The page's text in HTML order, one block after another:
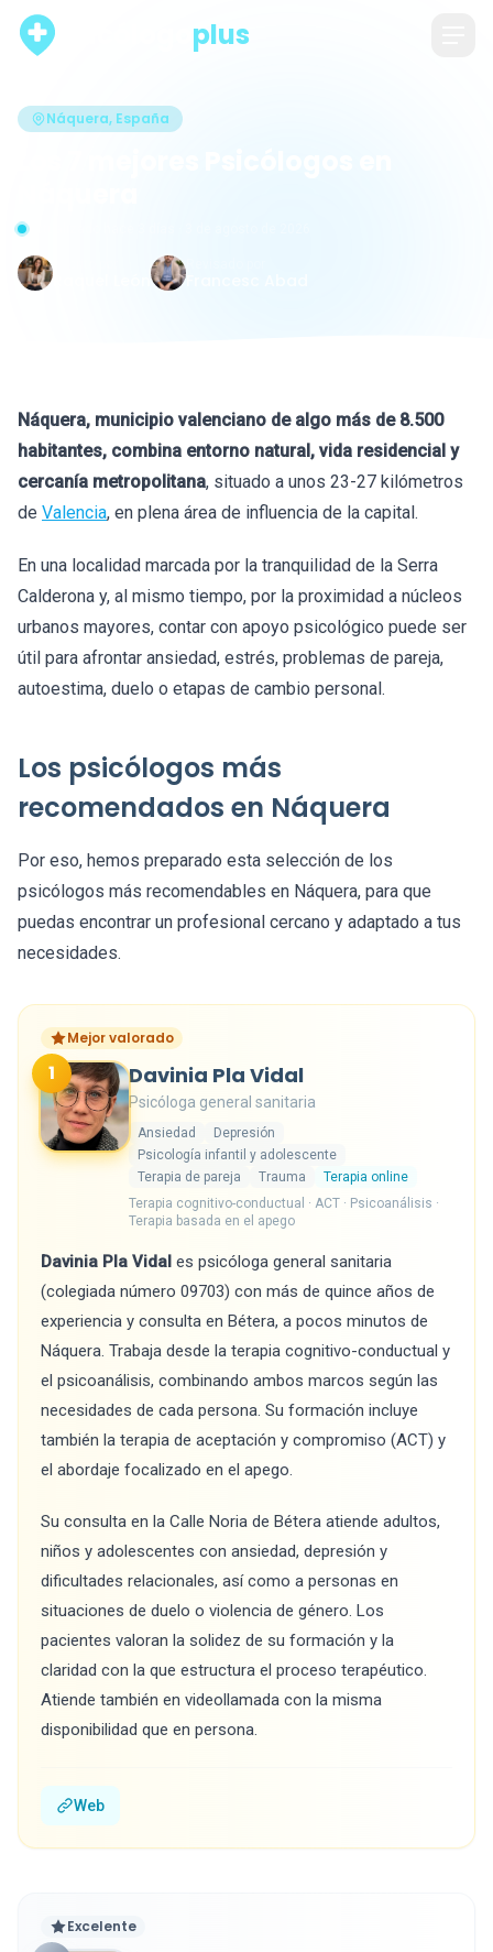
plus
Náquera, España
Actualizado hace 3 días · 3 de agosto de 2026
Náquera, municipio valenciano de algo más de 8.500
habitantes, combina entorno natural, vida residencial y
cercanía metropolitana, situado a unos 23-27 kilómetros
de Valencia, en plena área de influencia de la capital.
En una localidad marcada por la tranquilidad de la Serra
Calderona y, al mismo tiempo, por la proximidad a núcleos
urbanos mayores, contar con apoyo psicológico puede ser
útil para afrontar ansiedad, estrés, problemas de pareja,
autoestima, duelo o etapas de cambio personal.
Los psicólogos más
recomendados en Náquera
Por eso, hemos preparado esta selección de los
psicólogos más recomendables en Náquera, para que
puedas encontrar un profesional cercano y adaptado a tus
necesidades.
Mejor valorado
1 Davinia Pla Vidal
Psicóloga general sanitaria
Ansiedad
Depresión
Psicología infantil y adolescente
Terapia de pareja
Trauma
Terapia online
Terapia cognitivo-conductual · ACT · Psicoanálisis ·
Terapia basada en el apego
Davinia Pla Vidal es psicóloga general sanitaria
(colegiada número 09703) con más de quince años de
experiencia y consulta en Bétera, a pocos minutos de
Náquera. Trabaja desde la terapia cognitivo-conductual y
el psicoanálisis, combinando ambos marcos según las
necesidades de cada persona. Su formación incluye
también la terapia de aceptación y compromiso (ACT) y
el abordaje focalizado en el apego.
Su consulta en la Calle Noria de Bétera atiende adultos,
niños y adolescentes con ansiedad, depresión y
dificultades relacionales, así como a personas en
situaciones de duelo o violencia de género. Los
pacientes valoran la solidez de su formación y la
claridad con la que estructura el proceso terapéutico.
Atiende también en videollamada con la misma
disponibilidad que en persona.
Web
Excelente